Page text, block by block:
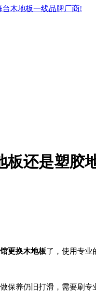
还是塑胶
更换木地板了，使用专业
保养仍旧打滑，需要刷